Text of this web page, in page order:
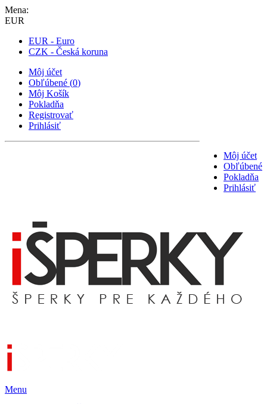
Mena:
EUR
EUR - Euro
CZK - Česká koruna
Môj účet
Obľúbené (0)
Môj Košík
Pokladňa
Registrovať
Prihlásiť
Môj účet
Obľúbené
Pokladňa
Prihlásiť
Menu